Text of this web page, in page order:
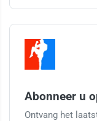
Abonneer u
Ontvang het